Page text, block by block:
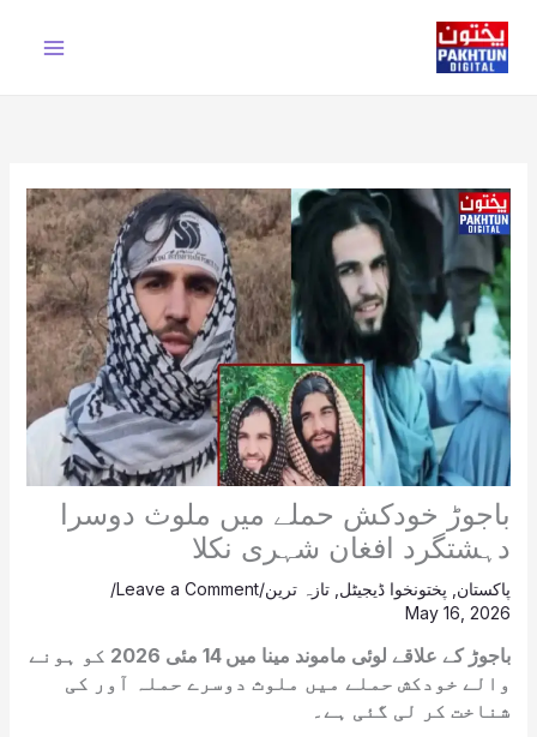
content
باجوڑ خودکش حملے میں ملوث دوسرا
دہشتگرد افغان شہری نکلا
پاکستان پختونخوا ڈیجیٹل تازہ ترین/
Leave a Comment
/
May 16, 2026
باجوڑ کے علاقے لوئی ماموند مینا میں 14 مئی 2026 کو ہونے
والے خودکش حملے میں ملوث دوسرے حملہ آور کی
شناخت کر لی گئی ہے۔